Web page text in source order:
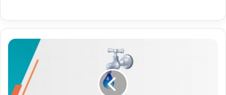
30.04.2025
Raporu